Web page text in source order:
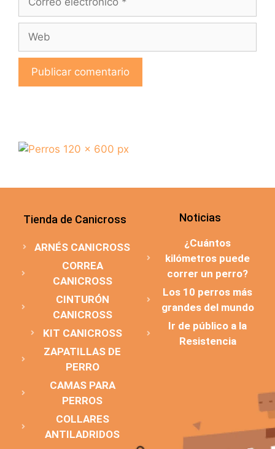
Tienda de Canicross
ARNÉS CANICROSS
CORREA
CANICROSS
CINTURÓN
CANICROSS
KIT CANICROSS
ZAPATILLAS DE
PERRO
CAMAS PARA
PERROS
COLLARES
ANTILADRIDOS
Noticias
¿Cuántos
kilómetros puede
correr un perro?
Los 10 perros más
grandes del mundo
Ir de público a la
Resistencia